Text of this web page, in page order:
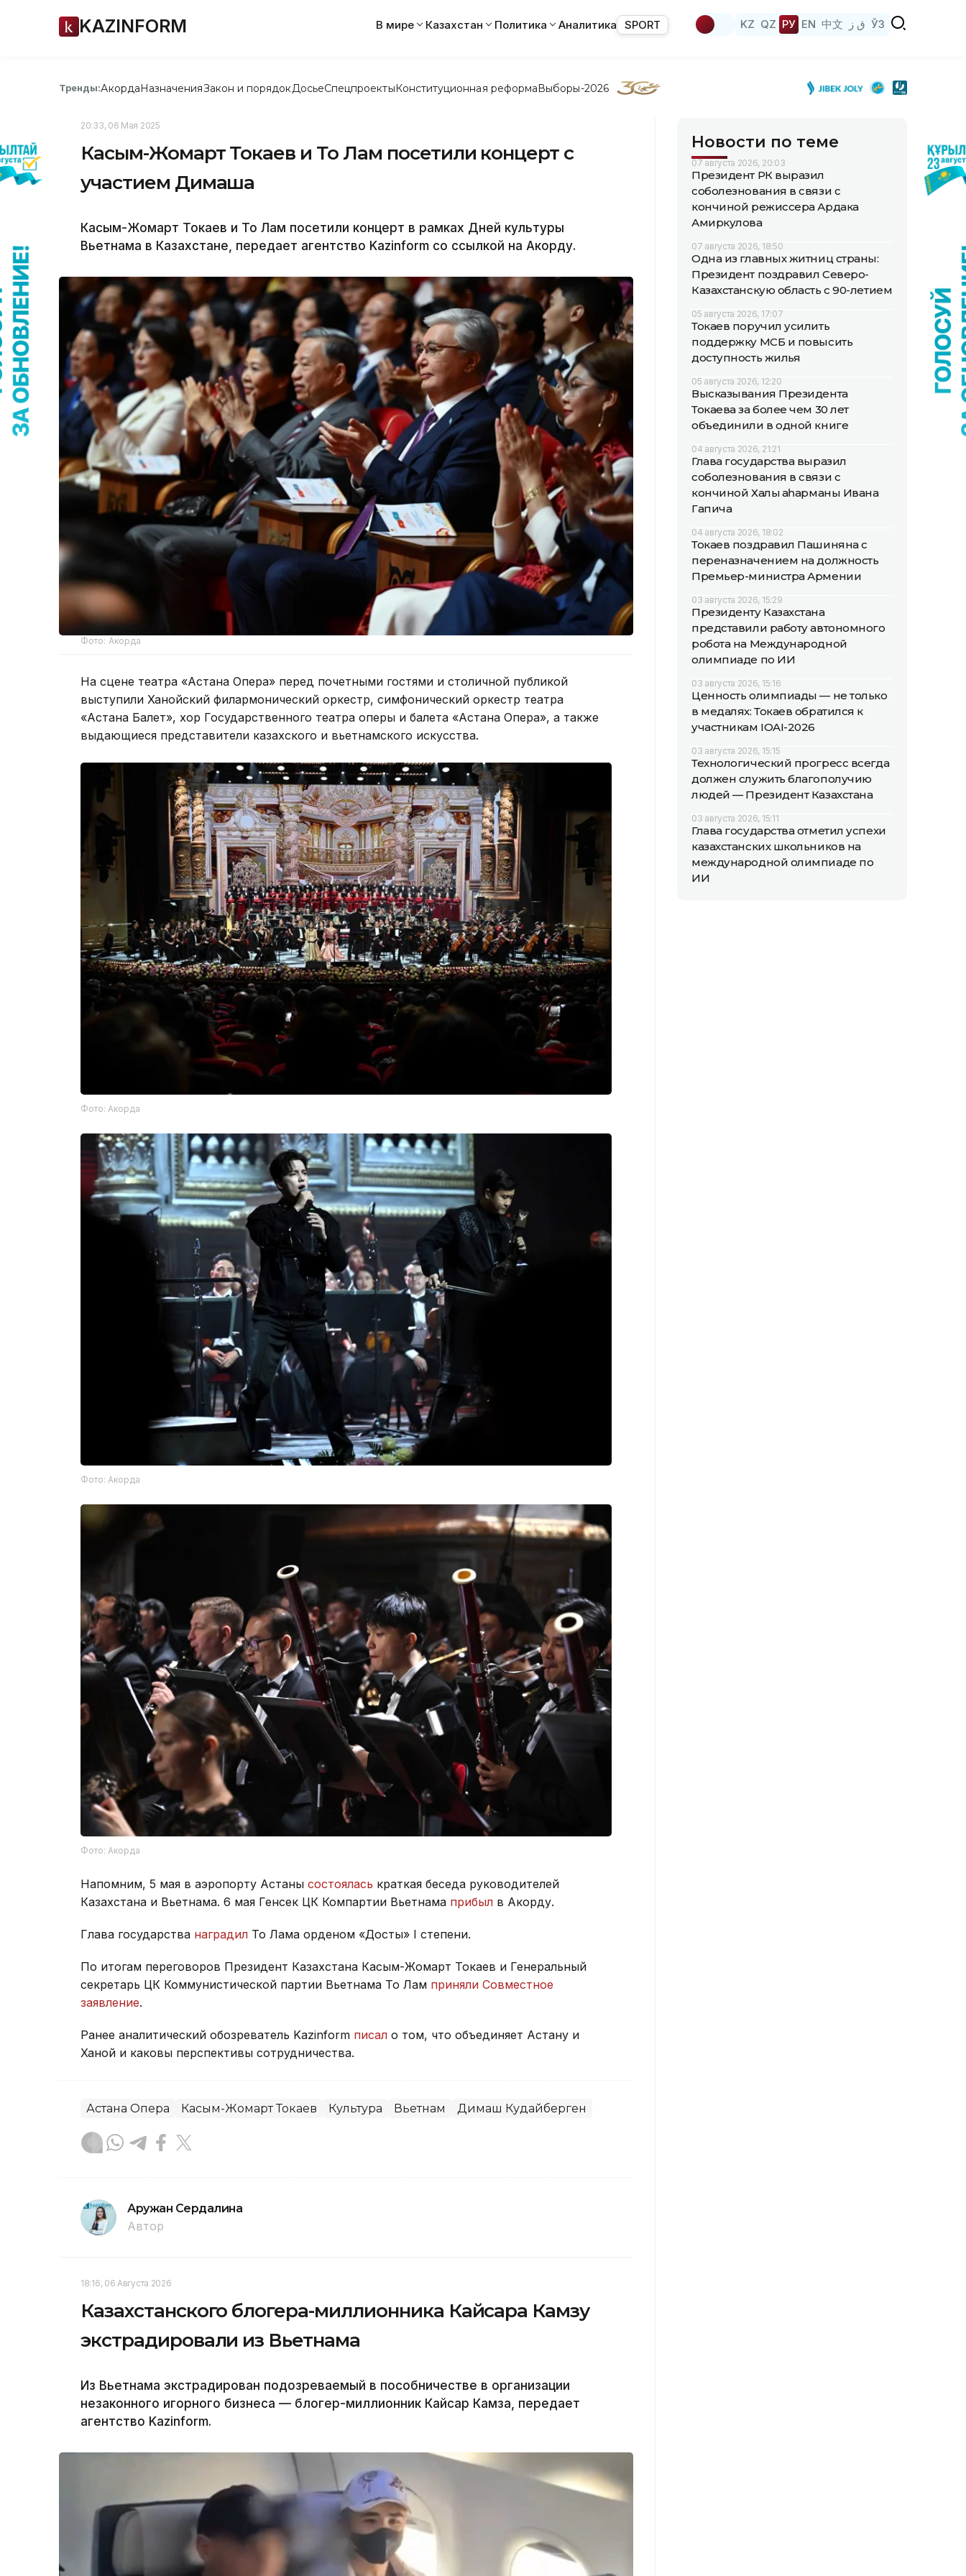
KAZINFORM В мире Казахстан Политика Аналитика SPORT KZ QZ РУ EN 中文 ق ز ЎЗ
Тренды:АкордаНазначенияЗакон и порядок ДосьеСпецпроектыКонституционная реформаВыборы-2026
20:33, 06 Мая 2025
Касым-Жомарт Токаев и То Лам посетили концерт с
участием Димаша
Касым-Жомарт Токаев и То Лам посетили концерт в рамках Дней культуры
Вьетнама в Казахстане, передает агентство Kazinform со ссылкой на Акорду.
Фото: Акорда
На сцене театра «Астана Опера» перед почетными гостями и столичной публикой
выступили Ханойский филармонический оркестр, симфонический оркестр театра
«Астана Балет», хор Государственного театра оперы и балета «Астана Опера», а также
выдающиеся представители казахского и вьетнамского искусства.
Фото: Акорда
Фото: Акорда
Фото: Акорда
Напомним, 5 мая в аэропорту Астаны состоялась краткая беседа руководителей
Казахстана и Вьетнама. 6 мая Генсек ЦК Компартии Вьетнама прибыл в Акорду.
Глава государства наградил То Лама орденом «Достық» I степени.
По итогам переговоров Президент Казахстана Касым-Жомарт Токаев и Генеральный
секретарь ЦК Коммунистической партии Вьетнама То Лам приняли Совместное
заявление.
Ранее аналитический обозреватель Kazinform писал о том, что объединяет Астану и
Ханой и каковы перспективы сотрудничества.
Астана Опера Касым-Жомарт Токаев Культура Вьетнам Димаш Кудайберген
Аружан Сердалина
Автор
18:16, 06 Августа 2026
Казахстанского блогера-миллионника Кайсара Камзу
экстрадировали из Вьетнама
Из Вьетнама экстрадирован подозреваемый в пособничестве в организации
незаконного игорного бизнеса — блогер-миллионник Кайсар Камза, передает
агентство Kazinform.
Новости по теме
07 августа 2026, 20:03
Президент РК выразил
соболезнования в связи с
кончиной режиссера Ардака
Амиркулова
07 августа 2026, 18:50
Одна из главных житниц страны:
Президент поздравил Северо-
Казахстанскую область с 90-летием
05 августа 2026, 17:07
Токаев поручил усилить
поддержку МСБ и повысить
доступность жилья
05 августа 2026, 12:20
Высказывания Президента
Токаева за более чем 30 лет
объединили в одной книге
04 августа 2026, 21:21
Глава государства выразил
соболезнования в связи с
кончиной Халық қаһарманы Ивана
Гапича
04 августа 2026, 18:02
Токаев поздравил Пашиняна с
переназначением на должность
Премьер-министра Армении
03 августа 2026, 15:29
Президенту Казахстана
представили работу автономного
робота на Международной
олимпиаде по ИИ
03 августа 2026, 15:16
Ценность олимпиады — не только
в медалях: Токаев обратился к
участникам IOAI-2026
03 августа 2026, 15:15
Технологический прогресс всегда
должен служить благополучию
людей — Президент Казахстана
03 августа 2026, 15:11
Глава государства отметил успехи
казахстанских школьников на
международной олимпиаде по
ИИ